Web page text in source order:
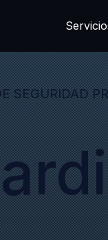
SEGURIDAD